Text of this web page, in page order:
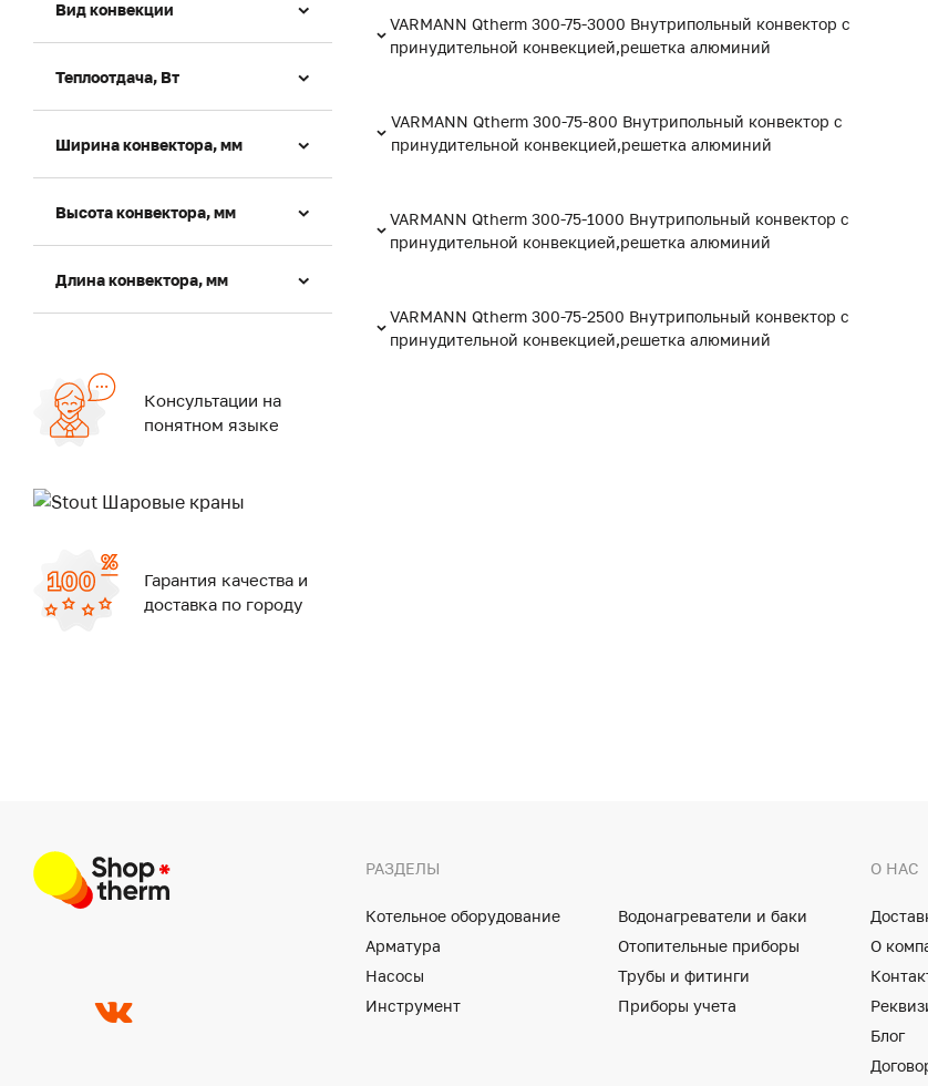
Вид конвекции
Теплоотдача, Вт
Ширина конвектора, мм
Высота конвектора, мм
Длина конвектора, мм
Консультации на
понятном языке
Гарантия качества и
доставка по городу
VARMANN Qtherm 300-75-3000 Внутрипольный конвектор с
принудительной конвекцией,решетка алюминий
VARMANN Qtherm 300-75-800 Внутрипольный конвектор с
принудительной конвекцией,решетка алюминий
VARMANN Qtherm 300-75-1000 Внутрипольный конвектор с
принудительной конвекцией,решетка алюминий
VARMANN Qtherm 300-75-2500 Внутрипольный конвектор с
принудительной конвекцией,решетка алюминий
РАЗДЕЛЫ
Котельное оборудование
Водонагреватели и баки
Арматура
Отопительные приборы
Насосы
Трубы и фитинги
Инструмент
Приборы учета
О НАС
О
Блог